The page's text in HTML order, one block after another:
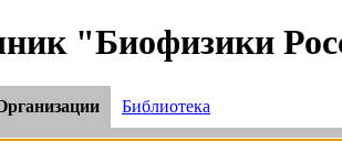
"Биофизики
Библиотека